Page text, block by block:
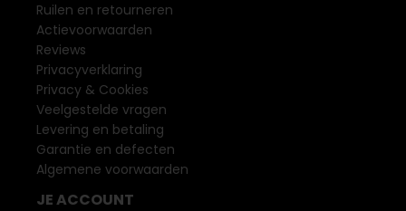
Ruilen en retourneren
Actievoorwaarden
Reviews
Privacyverklaring
Privacy & Cookies
Veelgestelde vragen
Levering en betaling
Garantie en defecten
Algemene voorwaarden
JE ACCOUNT